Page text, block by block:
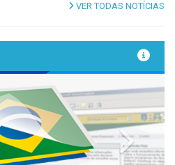
VER TODAS NOTÍCIAS
Next